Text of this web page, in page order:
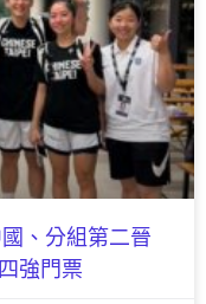
、分組第二晉
強門票